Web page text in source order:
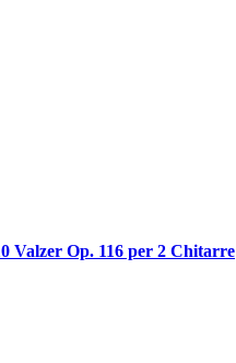
Valzer Op. 116 per 2 Chitarre